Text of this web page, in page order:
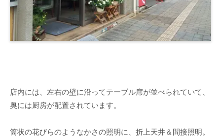
店内には、左右の壁に沿ってテーブル席が並べられていて、
奥には厨房が配置されています。
筒状の花びらのようなかさの照明に、折上天井＆間接照明。